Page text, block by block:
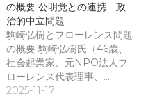
の概要 公明党との連携 政
治的中立問題
駒崎弘樹とフローレンス問題
の概要 駒崎弘樹氏（46歳、
社会起業家、元NPO法人フ
ローレンス代表理事、…
2025-11-17